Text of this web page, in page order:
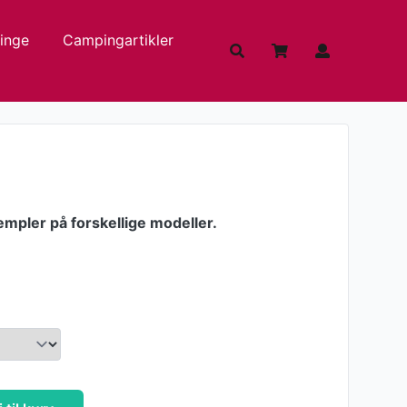
Campingartikler
på forskellige modeller.